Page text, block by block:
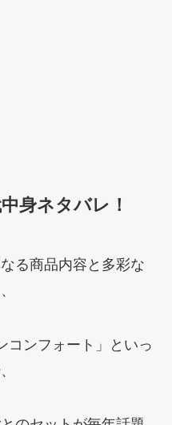
身ネタバレ！
る商品内容と多彩な
コンフォート」といっ